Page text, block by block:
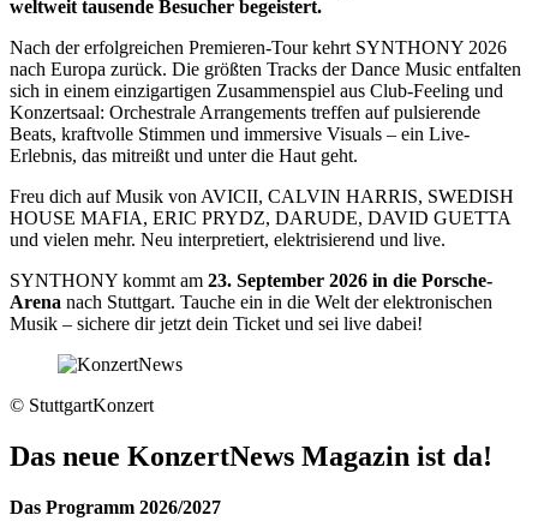
weltweit tausende Besucher begeistert.
Nach der erfolgreichen Premieren-Tour kehrt SYNTHONY 2026
nach Europa zurück. Die größten Tracks der Dance Music entfalten
sich in einem einzigartigen Zusammenspiel aus Club-Feeling und
Konzertsaal: Orchestrale Arrangements treffen auf pulsierende
Beats, kraftvolle Stimmen und immersive Visuals – ein Live-
Erlebnis, das mitreißt und unter die Haut geht.
Freu dich auf Musik von AVICII, CALVIN HARRIS, SWEDISH
HOUSE MAFIA, ERIC PRYDZ, DARUDE, DAVID GUETTA
und vielen mehr. Neu interpretiert, elektrisierend und live.
SYNTHONY kommt am 23. September 2026 in die Porsche-
Arena nach Stuttgart. Tauche ein in die Welt der elektronischen
Musik – sichere dir jetzt dein Ticket und sei live dabei!
© StuttgartKonzert
Das neue KonzertNews Magazin ist da!
Das Programm 2026/2027